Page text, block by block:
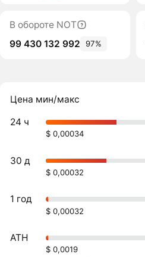
В обороте NOT
99 430 132 992
97%
Цена мин/макс
24 ч
$ 0,00034
30 д
$ 0,00032
1 год
$ 0,00032
ATH
$ 0,0019